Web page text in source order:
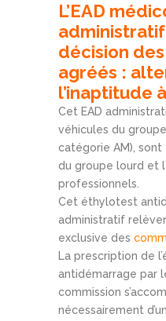
L’EAD
administratif
décision
agréés :
l’inaptitude
Cet EAD
véhicules du
catégorie AM),
du groupe lourd et
professionnels.
Cet éthylotest
administratif
exclusive des
La prescription de
antidémarrage par
commission
nécessairement